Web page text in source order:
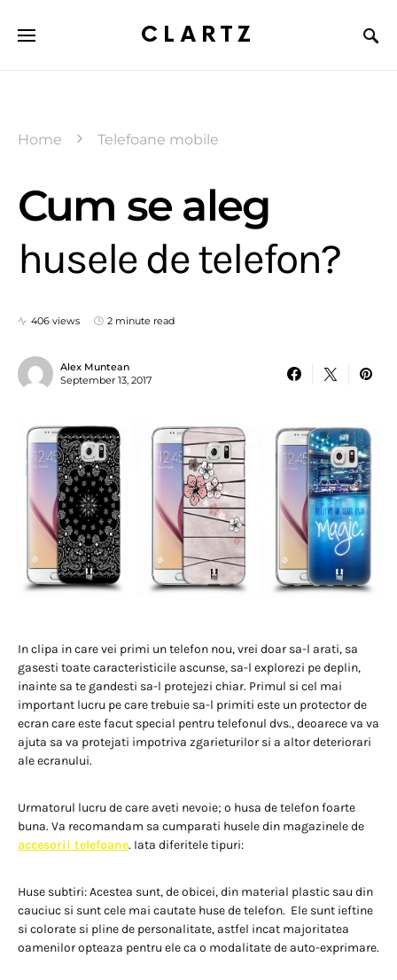
CLARTZ
Home Telefoane mobile
Cum se aleg
husele de telefon?
406 views 2 minute read
Alex Muntean
September 13, 2017
In clipa in care vei primi un telefon nou, vrei doar sa-l arati, sa
gasesti toate caracteristicile ascunse, sa-l explorezi pe deplin,
inainte sa te gandesti sa-l protejezi chiar. Primul si cel mai
important lucru pe care trebuie sa-l primiti este un protector de
ecran care este facut special pentru telefonul dvs., deoarece va va
ajuta sa va protejati impotriva zgarieturilor si a altor deteriorari
ale ecranului.
Urmatorul lucru de care aveti nevoie; o husa de telefon foarte
buna. Va recomandam sa cumparati husele din magazinele de
accesorii telefoane. Iata diferitele tipuri:
Huse subtiri: Acestea sunt, de obicei, din material plastic sau din
cauciuc si sunt cele mai cautate huse de telefon. Ele sunt ieftine
si colorate si pline de personalitate, astfel incat majoritatea
oamenilor opteaza pentru ele ca o modalitate de auto-exprimare.